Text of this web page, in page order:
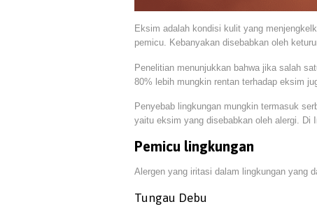
Eksim adalah kondisi kulit yang
pemicu. Kebanyakan disebabkan oleh
Penelitian menunjukkan bahwa jika salah
80% lebih mungkin rentan terhadap eksim
Penyebab lingkungan mungkin termasuk
yaitu eksim yang disebabkan oleh alergi.
Pemicu lingkungan
Alergen yang iritasi dalam lingkungan yang
Tungau Debu